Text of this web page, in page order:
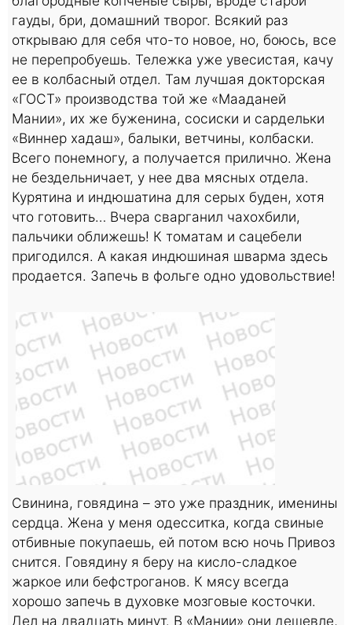
гауды, бри, домашний творог. Всякий раз
открываю для себя что-то новое, но, боюсь, все
не перепробуешь. Тележка уже увесистая, качу
ее в колбасный отдел. Там лучшая докторская
«ГОСТ» производства той же «Мааданей
Мании», их же буженина, сосиски и сардельки
«Виннер хадаш», балыки, ветчины, колбаски.
Всего понемногу, а получается прилично. Жена
не бездельничает, у нее два мясных отдела.
Курятина и индюшатина для серых буден, хотя
что готовить… Вчера сварганил чахохбили,
пальчики оближешь! К томатам и сацебели
пригодился. А какая индюшиная шварма здесь
продается. Запечь в фольге одно удовольствие!
Свинина, говядина – это уже праздник, именины
сердца. Жена у меня одесситка, когда свиные
отбивные покупаешь, ей потом всю ночь Привоз
снится. Говядину я беру на кисло-сладкое
жаркое или бефстроганов. К мясу всегда
хорошо запечь в духовке мозговые косточки.
Дел на двадцать минут. В «Мании» они дешевле,